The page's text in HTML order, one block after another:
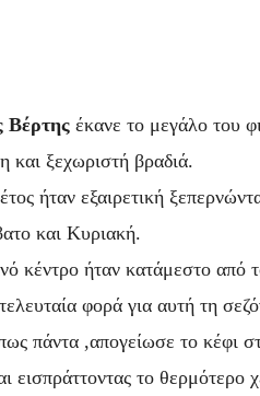
Βέρτηςέκανε το μεγάλο του
και ξεχωριστή βραδιά.
ήταν εξαιρετική
και Κυριακή.
κέντρο ήταν κατάμεστο
φορά για αυτή τη
πάντα ,απογείωσε το κέφι
εισπράττοντας το θερμότερο